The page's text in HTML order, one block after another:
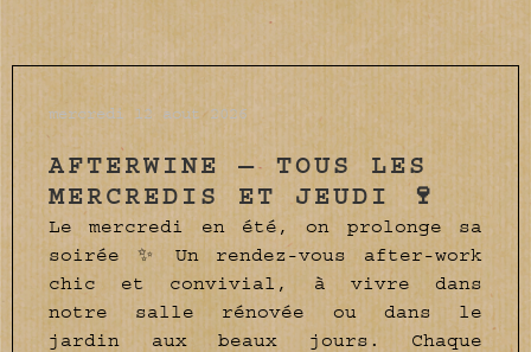
mercredi 12 aout 2026
AFTERWINE — TOUS LES
MERCREDIS ET JEUDI 🍷
Le mercredi en été, on prolonge sa
soirée ✨ Un rendez-vous after-work
chic et convivial, à vivre dans
notre salle rénovée ou dans le
jardin aux beaux jours. Chaque